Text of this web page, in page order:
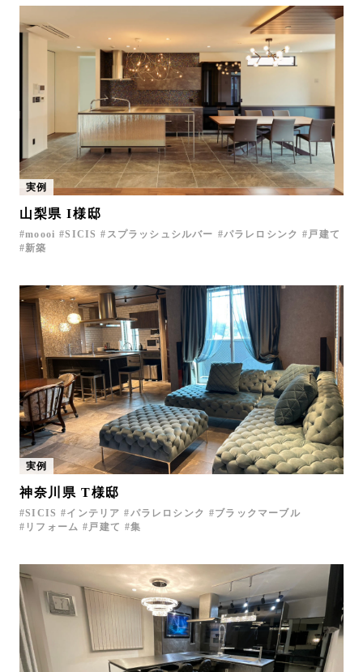
実例
山梨県 I様邸
moooi SICIS スプラッシュシルバー パラレロシンク
戸建て
新築
実例
神奈川県 T様邸
SICIS インテリア パラレロシンク
ブラックマーブル
リフォーム
戸建て 集